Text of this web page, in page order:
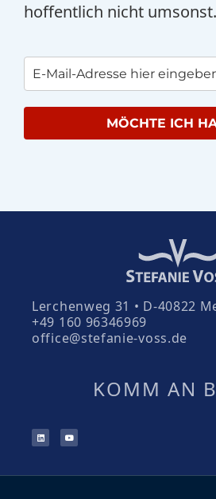
hoffentlich nicht umsonst.
MÖCHTE ICH
Lerchenweg 31 • D-40822
+49 160 96346969
office@stefanie-voss.de
KOMM AN